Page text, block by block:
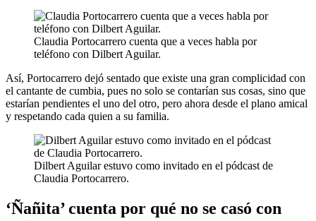
Claudia Portocarrero cuenta que a veces habla por
teléfono con Dilbert Aguilar.
Así, Portocarrero dejó sentado que existe una gran complicidad con
el cantante de cumbia, pues no solo se contarían sus cosas, sino que
estarían pendientes el uno del otro, pero ahora desde el plano amical
y respetando cada quien a su familia.
Dilbert Aguilar estuvo como invitado en el pódcast de
Claudia Portocarrero.
‘Ñañita’ cuenta por qué no se casó con